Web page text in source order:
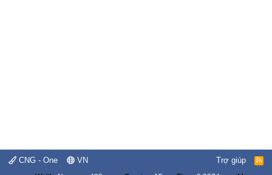
CNG - One VN Trợ giúp
R